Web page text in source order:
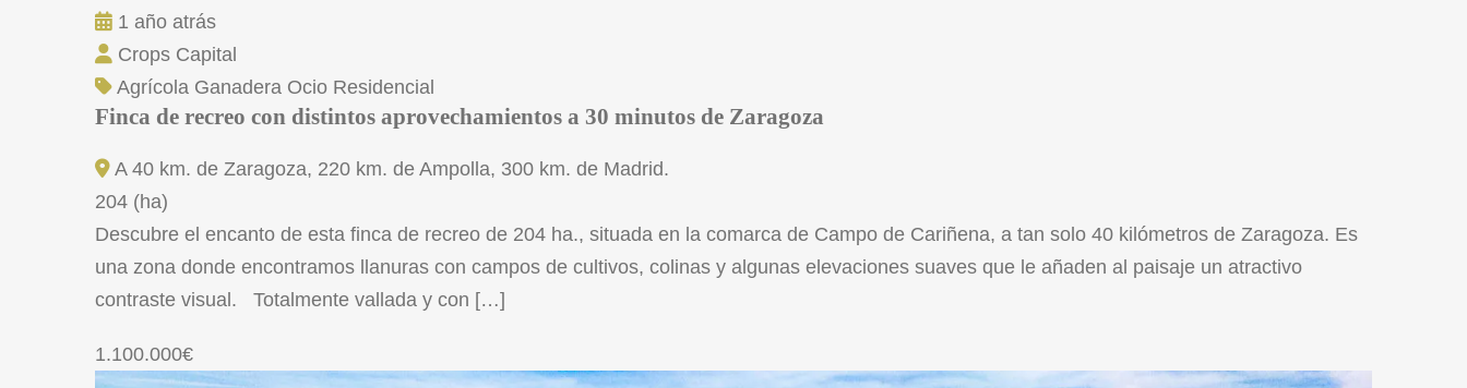
1 año atrás
Crops Capital
Agrícola Ganadera Ocio Residencial
Finca de recreo con distintos aprovechamientos a 30 minutos de Zaragoza
A 40 km. de Zaragoza, 220 km. de Ampolla, 300 km. de Madrid.
204 (ha)
Descubre el encanto de esta finca de recreo de 204 ha., situada en la comarca de Campo de Cariñena, a tan solo 40 kilómetros de Zaragoza. Es
una zona donde encontramos llanuras con campos de cultivos, colinas y algunas elevaciones suaves que le añaden al paisaje un atractivo
contraste visual. Totalmente vallada y con […]
1.100.000€